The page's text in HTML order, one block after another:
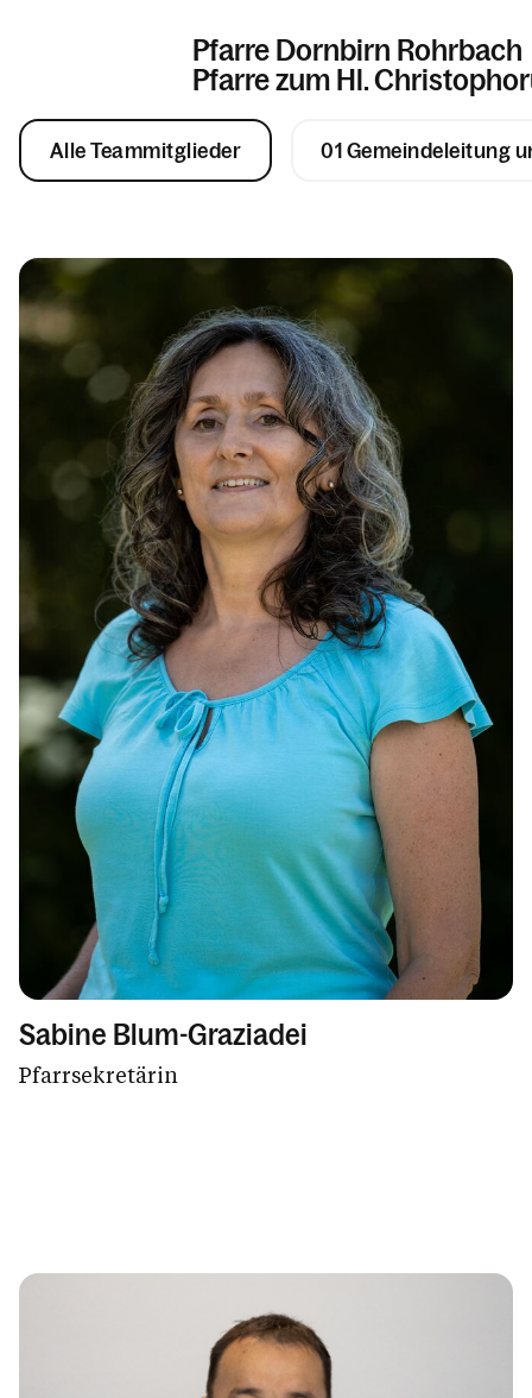
Pfarre Dornbirn Rohrbach
Pfarre zum Hl.
Informationen
Kalender
Personen
Kontakt
Alle Teammitglieder 01 Gemeindeleitung
Sabine Blum-Graziadei
Pfarrsekretärin